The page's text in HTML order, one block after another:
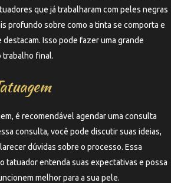
que já trabalharam com peles negras
profundo sobre como a tinta se comporta e
Isso pode fazer uma grande
trabalho final.
é recomendável agendar uma consulta
consulta, você pode discutir suas ideias,
dúvidas sobre o processo. Essa
tatuador entenda suas expectativas e possa
melhor para a sua pele.